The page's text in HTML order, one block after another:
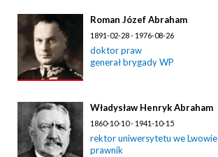
Roman Józef Abraham
1891-02-28 - 1976-08-26
doktor praw
generał brygady WP
Władysław Henryk Abraham
1860-10-10 - 1941-10-15
rektor uniwersytetu we Lwowie
prawnik